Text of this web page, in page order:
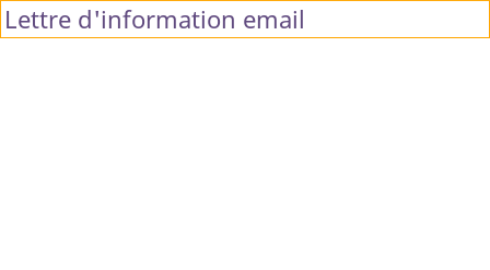
Lettre d'information email